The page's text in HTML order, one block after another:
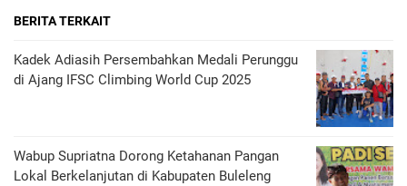
BERITA TERKAIT
Kadek Adiasih Persembahkan Medali Perunggu
di Ajang IFSC Climbing World Cup 2025
Wabup Supriatna Dorong Ketahanan Pangan
Lokal Berkelanjutan di Kabupaten Buleleng